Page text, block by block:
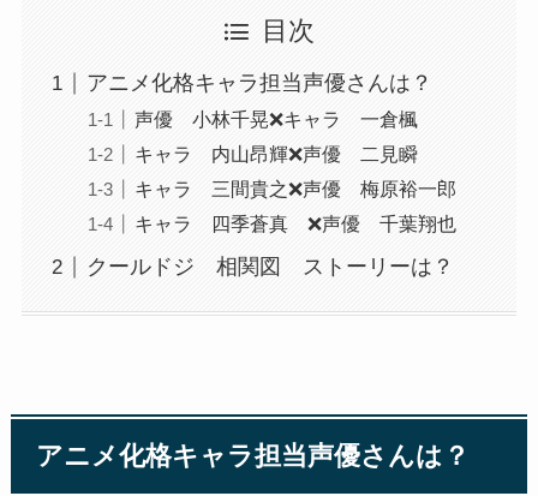
目次
アニメ化格キャラ担当声優さんは？
声優 小林千晃❌キャラ 一倉楓
キャラ 内山昂輝❌声優 二見瞬
キャラ 三間貴之❌声優 梅原裕一郎
キャラ 四季蒼真 ❌声優 千葉翔也
クールドジ 相関図 ストーリーは？
アニメ化格キャラ担当声優さんは？